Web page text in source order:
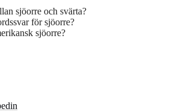
sjöorre och svärta?
för sjöorre?
sjöorre?